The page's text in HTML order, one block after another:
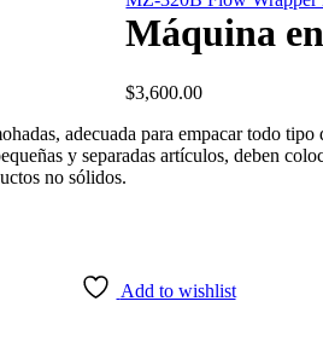
Máquina
$3,600.00
adecuada para empacar todo
y separadas artículos, deben
no sólidos.
Add to wishlist